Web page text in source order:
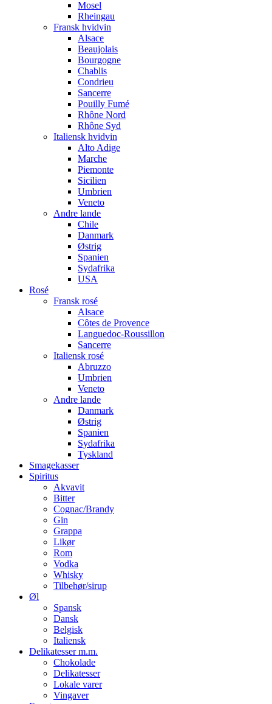
Mosel
Rheingau
Fransk hvidvin
Alsace
Beaujolais
Bourgogne
Chablis
Condrieu
Sancerre
Pouilly Fumé
Rhône Nord
Rhône Syd
Italiensk hvidvin
Alto Adige
Marche
Piemonte
Sicilien
Umbrien
Veneto
Andre lande
Chile
Danmark
Østrig
Spanien
Sydafrika
USA
Rosé
Fransk rosé
Alsace
Côtes de Provence
Languedoc-Roussillon
Sancerre
Italiensk rosé
Abruzzo
Umbrien
Veneto
Andre lande
Danmark
Østrig
Spanien
Sydafrika
Tyskland
Smagekasser
Spiritus
Akvavit
Bitter
Cognac/Brandy
Gin
Grappa
Likør
Rom
Vodka
Whisky
Tilbehør/sirup
Øl
Spansk
Dansk
Belgisk
Italiensk
Delikatesser m.m.
Chokolade
Delikatesser
Lokale varer
Vingaver